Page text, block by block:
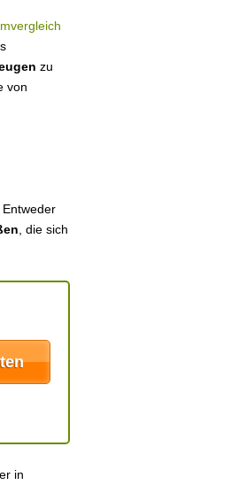
zu
von
Entweder
, die sich
in